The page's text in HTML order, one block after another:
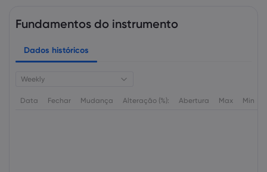
Fundamentos do instrumento
Dados históricos
Weekly
Data Fechar Mudança Alteração (%): Abertura Max Min